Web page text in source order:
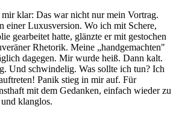
klar: Das war nicht nur mein Vortrag.
einer Luxusversion. Wo ich mit Schere,
gearbeitet hatte, glänzte er mit gestochen
Rhetorik. Meine „handgemachten"
dagegen. Mir wurde heiß. Dann kalt.
Und schwindelig. Was sollte ich tun? Ich
Panik stieg in mir auf. Für
mit dem Gedanken, einfach wieder zu
klanglos.